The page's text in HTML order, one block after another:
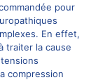
pour
En effet,
traiter la cause
compression